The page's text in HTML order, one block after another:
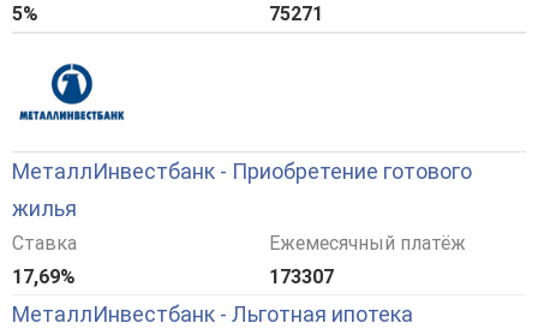
5%
75271
МеталлИнвестбанк - Приобретение готового
жилья
Ставка
17,69%
Ежемесячный платёж
173307
МеталлИнвестбанк - Льготная ипотека